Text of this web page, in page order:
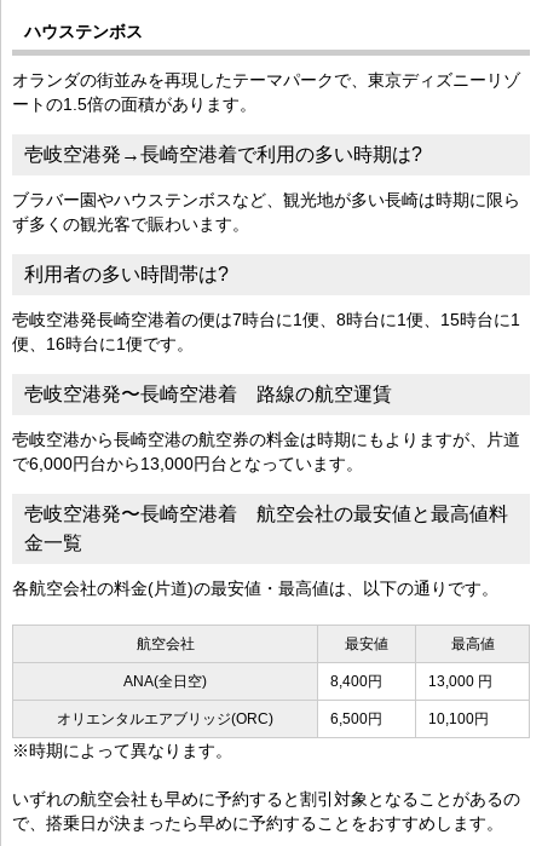
ハウステンボス
オランダの街並みを再現したテーマパークで、東京ディズニーリゾ
ートの1.5倍の面積があります。
壱岐空港発→長崎空港着で利用の多い時期は?
ブラバー園やハウステンボスなど、観光地が多い長崎は時期に限ら
ず多くの観光客で賑わいます。
利用者の多い時間帯は?
壱岐空港発長崎空港着の便は7時台に1便、8時台に1便、15時台に1
便、16時台に1便です。
壱岐空港発〜長崎空港着 路線の航空運賃
壱岐空港から長崎空港の航空券の料金は時期にもよりますが、片道
で6,000円台から13,000円台となっています。
壱岐空港発〜長崎空港着 航空会社の最安値と最高値料
金一覧
各航空会社の料金(片道)の最安値・最高値は、以下の通りです。
航空会社 最安値 最高値
ANA(全日空) 8,400円 13,000 円
オリエンタルエアブリッジ(ORC) 6,500円 10,100円
※時期によって異なります。
いずれの航空会社も早めに予約すると割引対象となることがあるの
で、搭乗日が決まったら早めに予約することをおすすめします。